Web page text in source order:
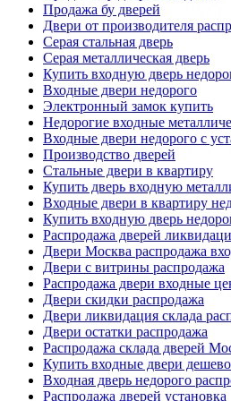
Продажа бу дверей
Двери от производителя
Серая стальная дверь
Серая металлическая дверь
Купить входную дверь
Входные двери недорого
Электронный замок купить
Недорогие входные
Входные двери недорого с
Производство дверей
Стальные двери в квартиру
Купить дверь входную
Входные двери в квартиру
Купить входную дверь
Распродажа дверей
Двери Москва распродажа
Двери с витрины распродажа
Распродажа двери входные
Двери скидки распродажа
Двери ликвидация склада
Двери остатки распродажа
Распродажа склада дверей
Купить входные двери
Входная дверь недорого
Распродажа дверей установка